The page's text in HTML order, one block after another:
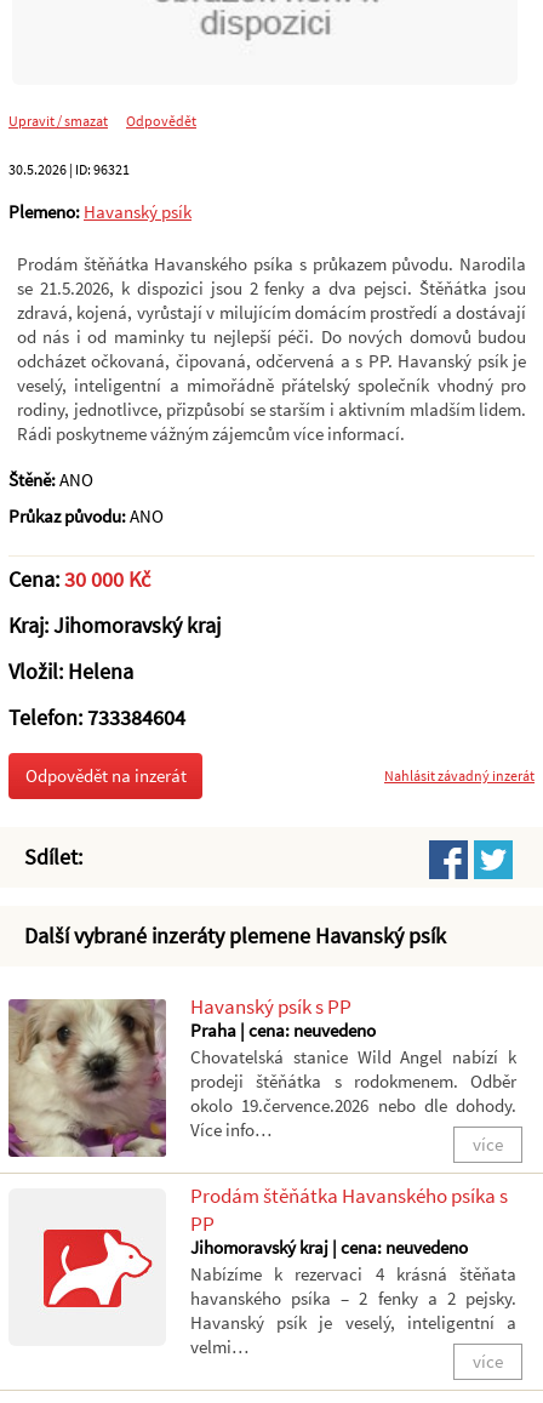
Upravit / smazat Odpovědět
30.5.2026 | ID: 96321
Plemeno: Havanský psík
Prodám štěňátka Havanského psíka s průkazem původu. Narodila
se 21.5.2026, k dispozici jsou 2 fenky a dva pejsci. Štěňátka jsou
zdravá, kojená, vyrůstají v milujícím domácím prostředí a dostávají
od nás i od maminky tu nejlepší péči. Do nových domovů budou
odcházet očkovaná, čipovaná, odčervená a s PP. Havanský psík je
veselý, inteligentní a mimořádně přátelský společník vhodný pro
rodiny, jednotlivce, přizpůsobí se starším i aktivním mladším lidem.
Rádi poskytneme vážným zájemcům více informací.
Štěně:ANO
Průkaz původu:ANO
Cena:30 000 Kč
Kraj: Jihomoravský kraj
Vložil: Helena
Telefon: 733384604
Nahlásit závadný inzerát
Odpovědět na inzerát
Sdílet:
Další vybrané inzeráty plemene Havanský psík
Havanský psík s PP
Praha | cena: neuvedeno
Chovatelská stanice Wild Angel nabízí k
prodeji štěňátka s rodokmenem. Odběr
okolo 19.července.2026 nebo dle dohody.
Více info…
více
Prodám štěňátka Havanského psíka s
PP
Jihomoravský kraj | cena: neuvedeno
Nabízíme k rezervaci 4 krásná štěňata
havanského psíka – 2 fenky a 2 pejsky.
Havanský psík je veselý, inteligentní a
velmi…
více